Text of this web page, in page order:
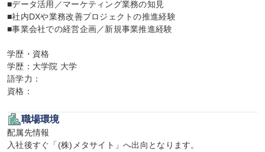
■データ活用／マーケティング業務の知見
■社内DXや業務改善プロジェクトの推進経験
■事業会社での経営企画／新規事業推進経験
学歴・資格
学歴：大学院 大学
語学力：
資格：
職場環境
配属先情報
入社後すぐ「(株)メタサイト」へ出向となります。